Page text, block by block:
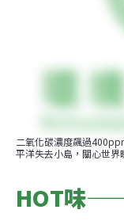
二氧化碳濃度飆過
平洋失去小島，關心世界
HOT味